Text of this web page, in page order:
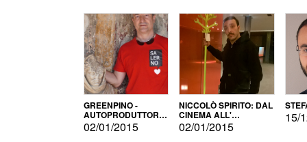
GREENPINO -
AUTOPRODUTTORE
PER AMORE
02/01/2015
NICCOLÒ SPIRITO: DAL
CINEMA ALL'
AUTOPRODUZIONE
02/01/2015
15/